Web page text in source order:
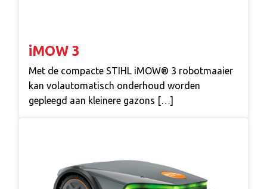
iMOW 3
Met de compacte STIHL iMOW® 3 robotmaaier
kan volautomatisch onderhoud worden
gepleegd aan kleinere gazons […]